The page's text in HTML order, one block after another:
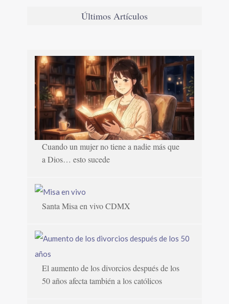
Últimos Artículos
Cuando un mujer no tiene a nadie más que
a Dios… esto sucede
Santa Misa en vivo CDMX
El aumento de los divorcios después de los
50 años afecta también a los católicos